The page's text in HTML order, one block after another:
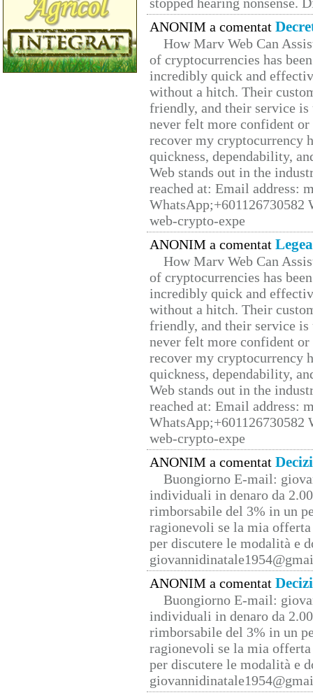
ANONIM a comentat
How Marv Web Can
of cryptocurrencies has
incredibly quick and
without a hitch. Their
friendly, and their service
never felt more confident
recover my cryptocurrency
quickness, dependability,
Web stands out in the
reached at: Email address:
web-crypto-expe
ANONIM a comentat
How Marv Web Can
of cryptocurrencies has
incredibly quick and
without a hitch. Their
friendly, and their service
never felt more confident
recover my cryptocurrency
quickness, dependability,
Web stands out in the
reached at: Email address:
web-crypto-expe
ANONIM a comentat
Buongiorno E-mail:
individuali in denaro da
rimborsabile del 3% in un
ragionevoli se la mia
per discutere le modalità e
ANONIM a comentat
Buongiorno E-mail:
individuali in denaro da
rimborsabile del 3% in un
ragionevoli se la mia
per discutere le modalità e